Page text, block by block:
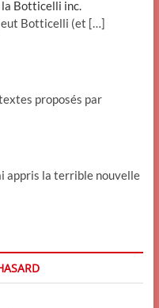
la Botticelli inc.
eut Botticelli (et […]
proposés par
appris la terrible nouvelle